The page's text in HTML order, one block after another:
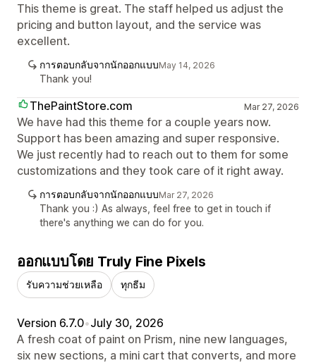
This theme is great. The staff helped us adjust the
pricing and button layout, and the service was
excellent.
การตอบกลับจากนักออกแบบMay 14, 2026
Thank you!
ThePaintStore.com Mar 27, 2026
We have had this theme for a couple years now.
Support has been amazing and super responsive.
We just recently had to reach out to them for some
customizations and they took care of it right away.
การตอบกลับจากนักออกแบบMar 27, 2026
Thank you :) As always, feel free to get in touch if
there's anything we can do for you.
ออกแบบโดย Truly Fine Pixels
รับความช่วยเหลือ ทุกธีม
Version 6.7.0•July 30, 2026
A fresh coat of paint on Prism, nine new languages,
six new sections, a mini cart that converts, and more